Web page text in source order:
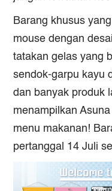
Barang khusus
mouse dengan
tatakan gelas yang
sendok-garpu kayu
dan banyak produk
menampilkan
menu makanan!
pertanggal 14 Juli